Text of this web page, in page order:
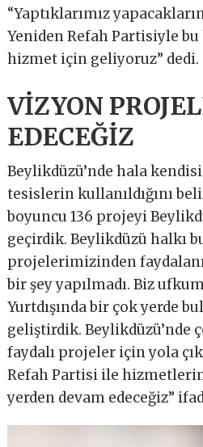
“Yaptıklarımız
Yeniden Refah Partisiyle
hizmet için geliyoruz” dedi.
VİZYON
EDECEĞİZ
Beylikdüzü’nde hala
tesislerin kullanıldığını
boyuncu 136 projeyi
geçirdik. Beylikdüzü halkı
projelerimizinden
bir şey yapılmadı. Biz
Yurtdışında bir çok yerde
geliştirdik. Beylikdüzü’nde
faydalı projeler için yola
Refah Partisi ile
yerden devam edeceğiz”